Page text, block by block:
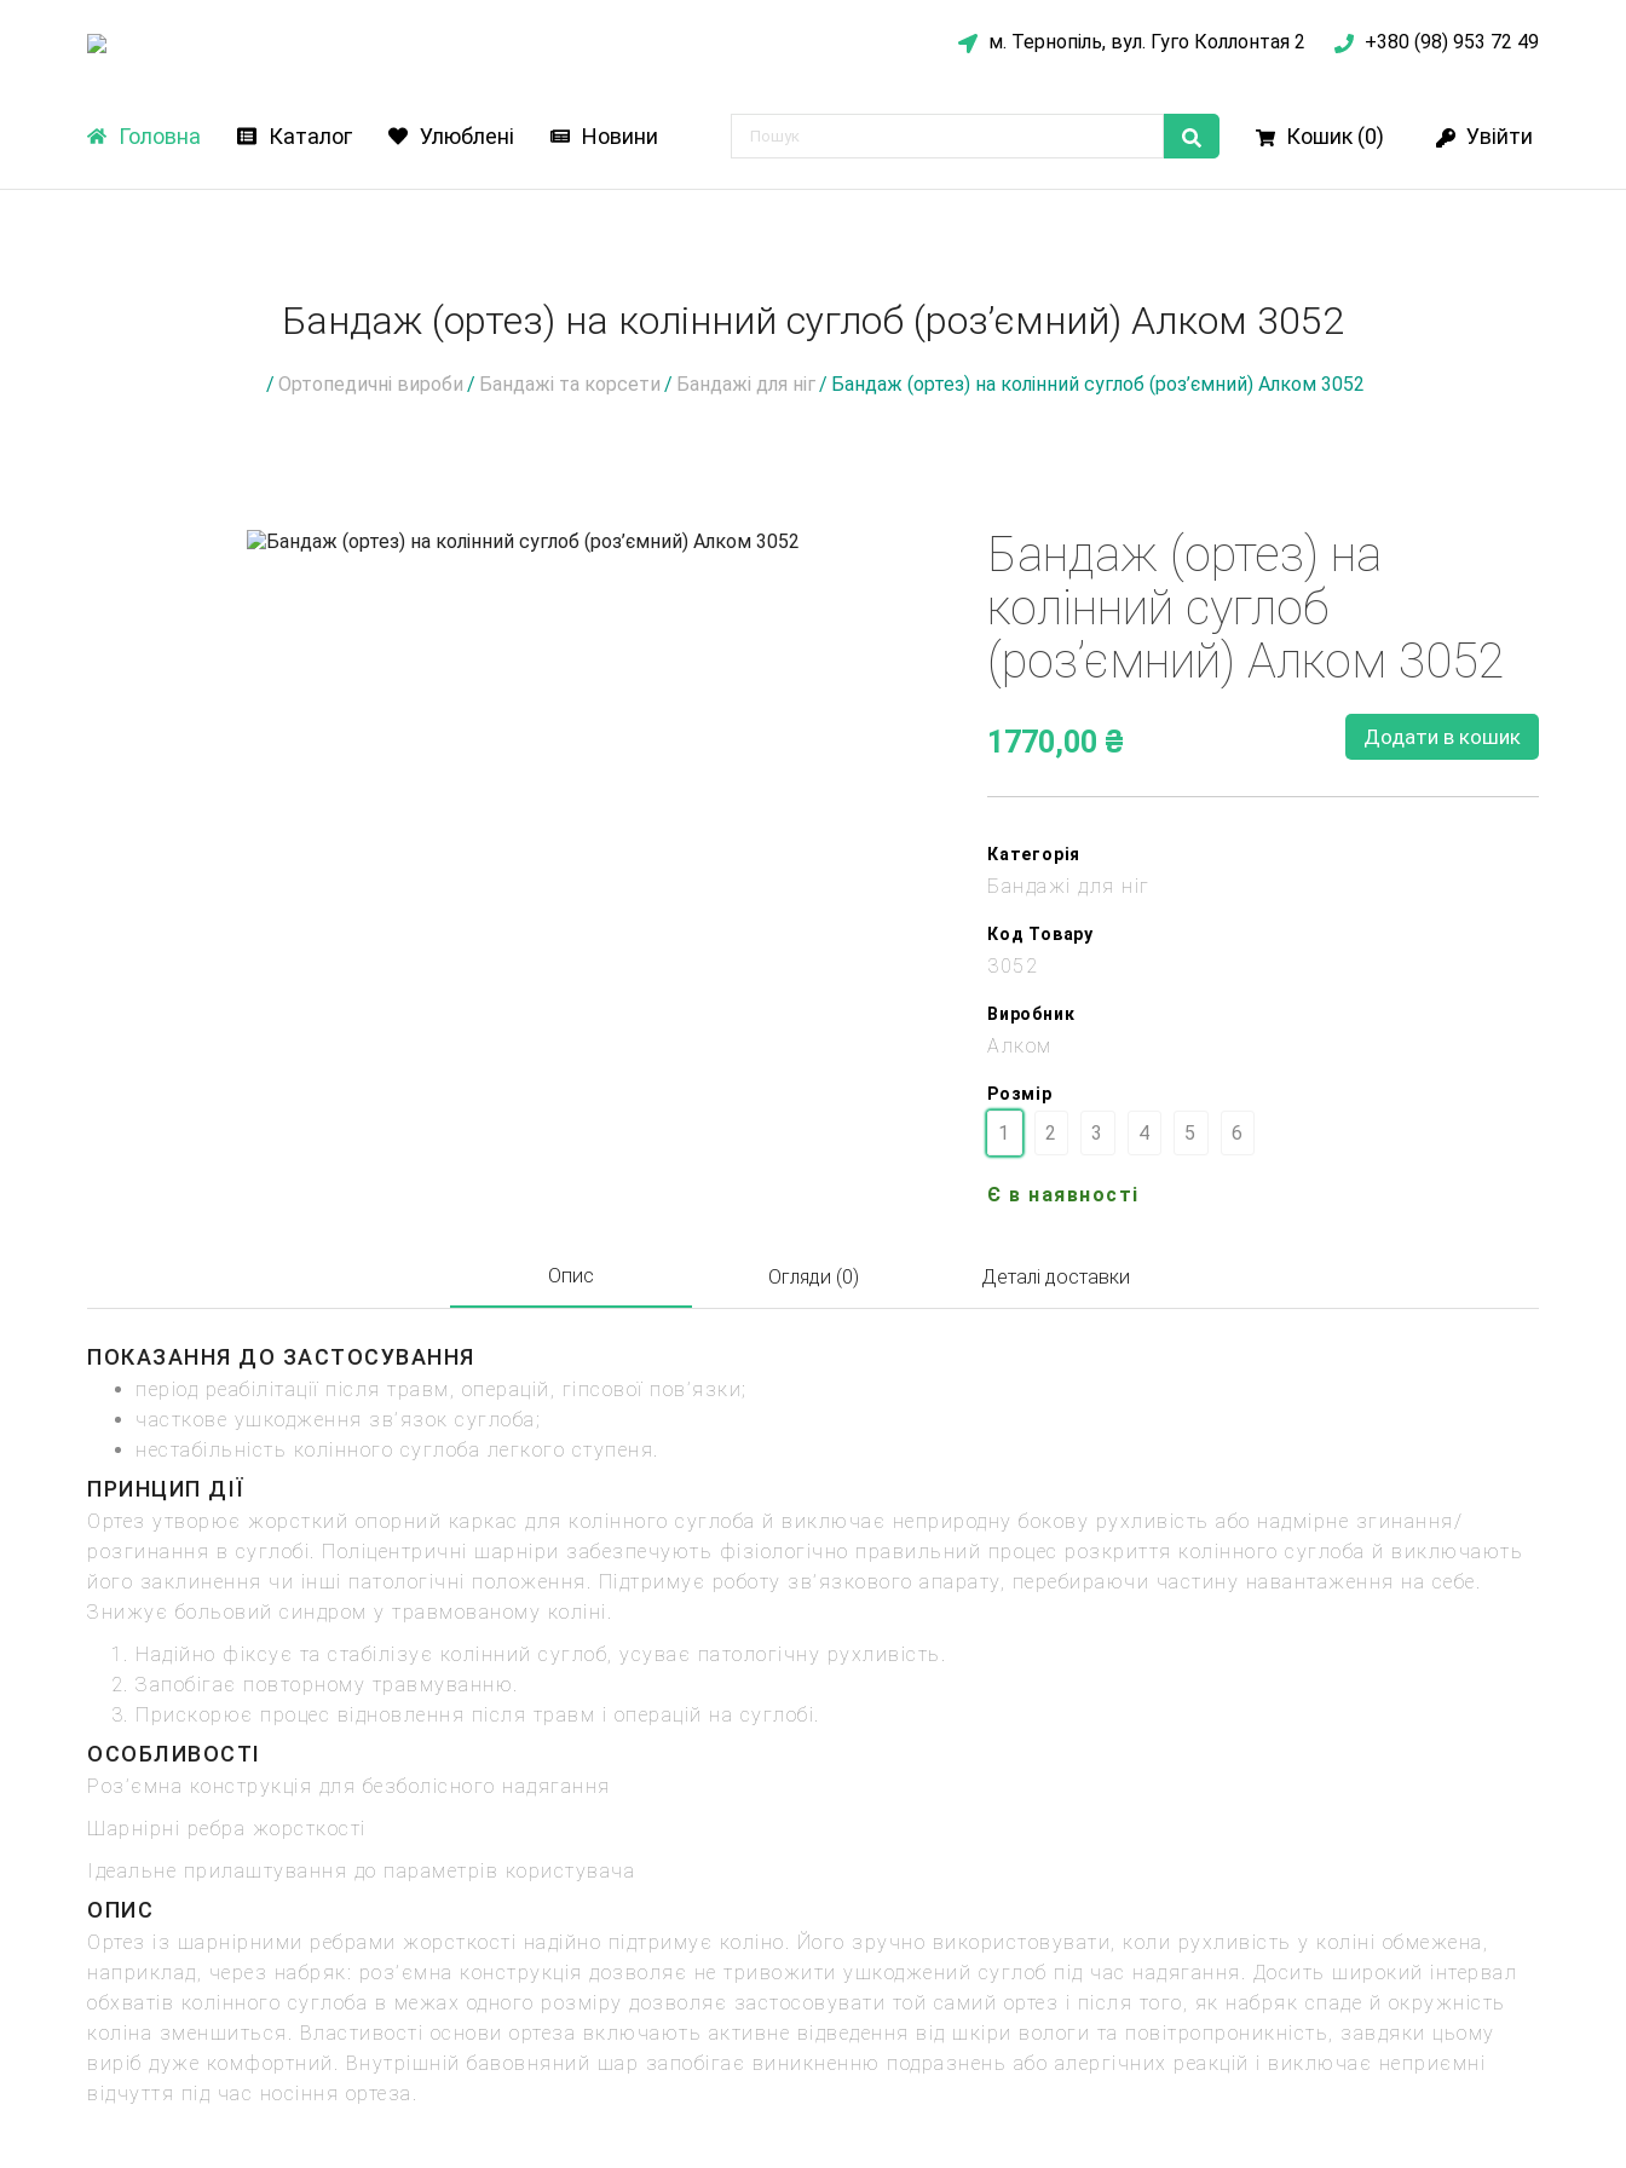
м. Тернопіль, вул. Гуго Коллонтая 2 +380 (98) 953 72 49
Головна Каталог Улюблені Новини Кошик (0) Увійти
Бандаж (ортез) на колінний суглоб (роз’ємний) Алком 3052
/ Ортопедичні вироби / Бандажі та корсети / Бандажі для ніг/ Бандаж (ортез) на колінний суглоб (роз’ємний) Алком 3052
Бандаж (ортез) на
колінний суглоб
(роз’ємний) Алком 3052
1770,00 ₴ Додати в кошик
Категорія
Бандажі для ніг
Код Товару
3052
Виробник
Алком
Розмір
1 2 3 4 5 6
Є в наявності
Опис Огляди (0) Деталі доставки
ПОКАЗАННЯ ДО ЗАСТОСУВАННЯ
період реабілітації після травм, операцій, гіпсової пов’язки;
часткове ушкодження зв’язок суглоба;
нестабільність колінного суглоба легкого ступеня.
ПРИНЦИП ДІЇ
Ортез утворює жорсткий опорний каркас для колінного суглоба й виключає неприродну бокову рухливість або надмірне згинання/
розгинання в суглобі. Поліцентричні шарніри забезпечують фізіологічно правильний процес розкриття колінного суглоба й виключають
його заклинення чи інші патологічні положення. Підтримує роботу зв’язкового апарату, перебираючи частину навантаження на себе.
Знижує больовий синдром у травмованому коліні.
Надійно фіксує та стабілізує колінний суглоб, усуває патологічну рухливість.
Запобігає повторному травмуванню.
Прискорює процес відновлення після травм і операцій на суглобі.
ОСОБЛИВОСТІ
Роз’ємна конструкція для безболісного надягання
Шарнірні ребра жорсткості
Ідеальне прилаштування до параметрів користувача
ОПИС
Ортез із шарнірними ребрами жорсткості надійно підтримує коліно. Його зручно використовувати, коли рухливість у коліні обмежена,
наприклад, через набряк: роз’ємна конструкція дозволяє не тривожити ушкоджений суглоб під час надягання. Досить широкий інтервал
обхватів колінного суглоба в межах одного розміру дозволяє застосовувати той самий ортез і після того, як набряк спаде й окружність
коліна зменшиться. Властивості основи ортеза включають активне відведення від шкіри вологи та повітропроникність, завдяки цьому
виріб дуже комфортний. Внутрішній бавовняний шар запобігає виникненню подразнень або алергічних реакцій і виключає неприємні
відчуття під час носіння ортеза.